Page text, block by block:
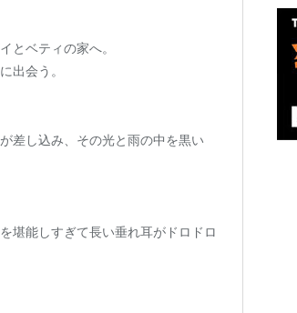
とベティの家へ。
出会う。
差し込み、その光と雨の中を黒い
堪能しすぎて長い垂れ耳がドロドロ